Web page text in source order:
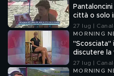
città o solo
27 lug |
MORNING
"Scosciata"
discutere la
27 lug |
MORNING